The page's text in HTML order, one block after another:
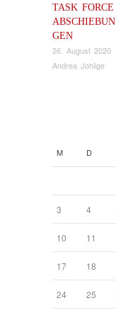
TASK FORCE
ABSCHIEBUN
GEN
26. August 2020
Andrea Johlige
M D
3 4
10 11
17 18
24 25